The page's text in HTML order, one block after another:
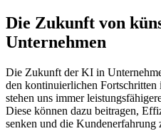
Die Zukunft von
Unternehmen
Die Zukunft der KI in
den kontinuierlichen
stehen uns immer
Diese können dazu beitragen,
senken und die Kundenerfahrung